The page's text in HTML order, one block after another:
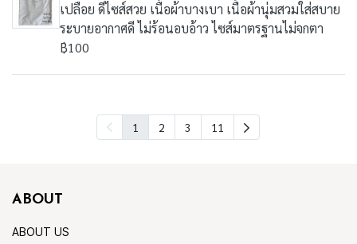
เปลือย ดีไซส์สวย เนื้อผ้าบางเบา เนื้อผ้านุ่มสวมใส่สบาย
ระบายอากาศดี ไม่ร้อนอบอ้าว ไซส์มาตรฐานไม่จกตา
฿100
1 2 3 11
ABOUT
ABOUT US